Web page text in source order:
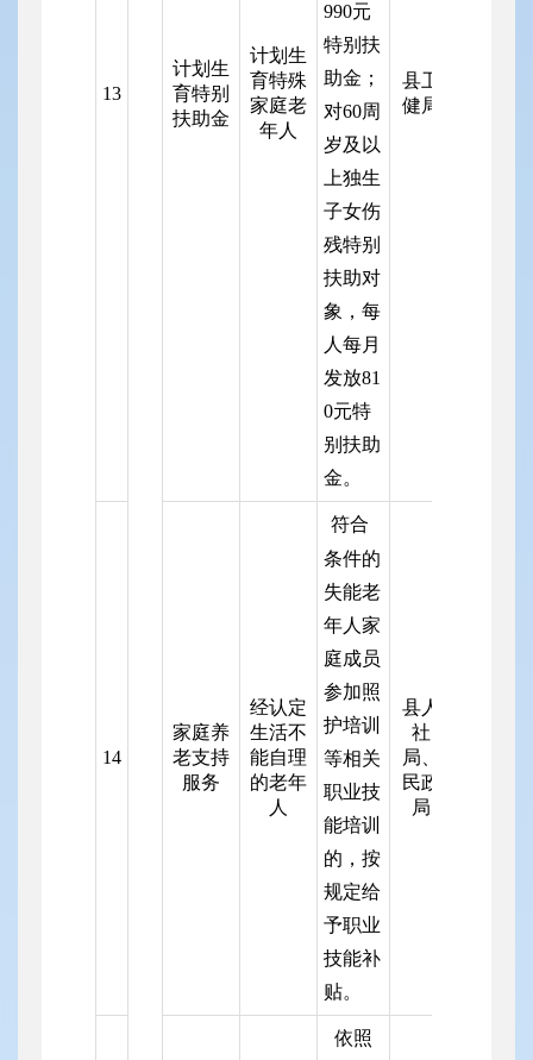
13
计划生
育特别
扶助金
计划生
育特殊
家庭老
年人
990元
特别扶
助金；
对60周
岁及以
上独生
子女伤
残特别
扶助对
象，每
人每月
发放81
0元特
别扶助
金。
县卫
健局
14
家庭养
老支持
服务
经认定
生活不
能自理
的老年
人
符合
条件的
失能老
年人家
庭成员
参加照
护培训
等相关
职业技
能培训
的，按
规定给
予职业
技能补
贴。
县人
社
局、
民政
局
依照